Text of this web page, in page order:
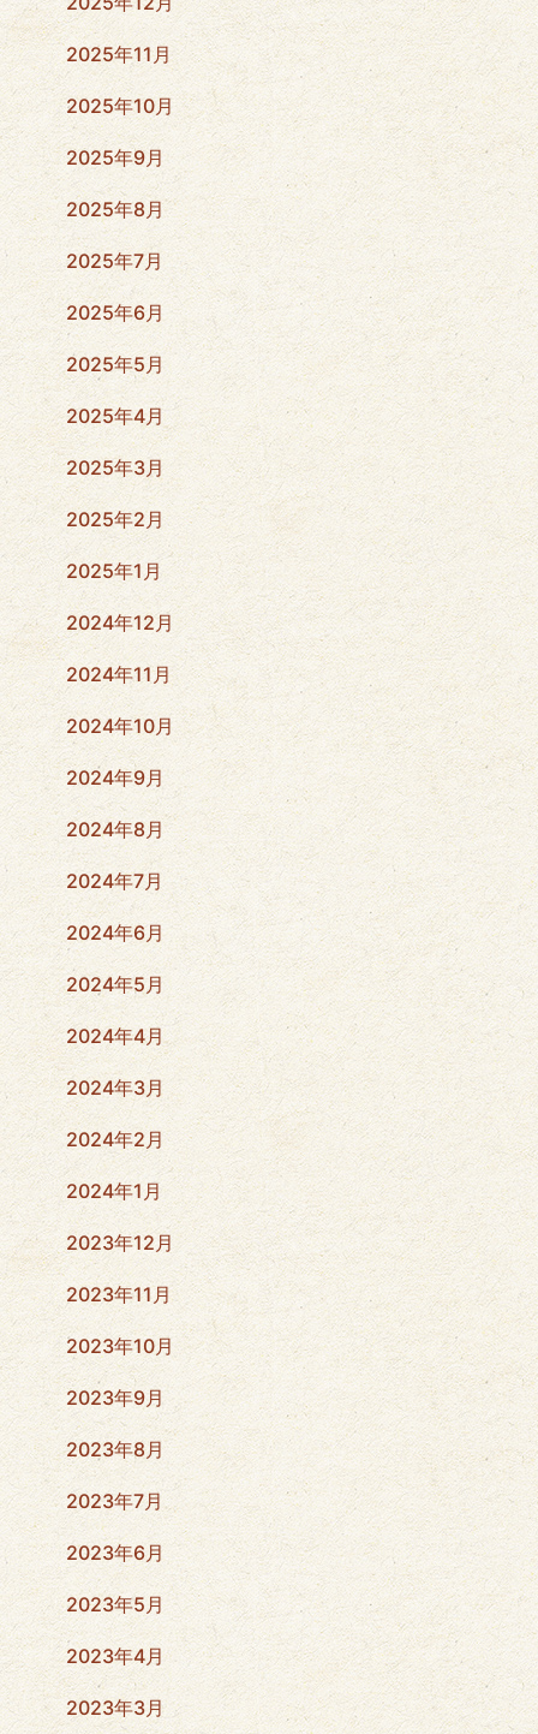
2025年11月
2025年10月
2025年9月
2025年8月
2025年7月
2025年6月
2025年5月
2025年4月
2025年3月
2025年2月
2025年1月
2024年12月
2024年11月
2024年10月
2024年9月
2024年8月
2024年7月
2024年6月
2024年5月
2024年4月
2024年3月
2024年2月
2024年1月
2023年12月
2023年11月
2023年10月
2023年9月
2023年8月
2023年7月
2023年6月
2023年5月
2023年4月
2023年3月